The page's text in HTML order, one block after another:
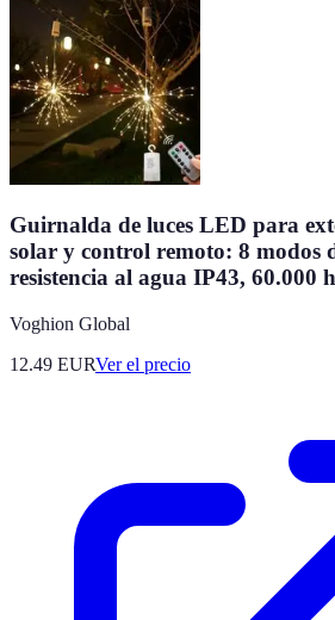
Guirnalda de luces LED para
solar y control remoto: 8 modos
resistencia al agua IP43, 60.000
Voghion Global
12.49 EURVer el precio